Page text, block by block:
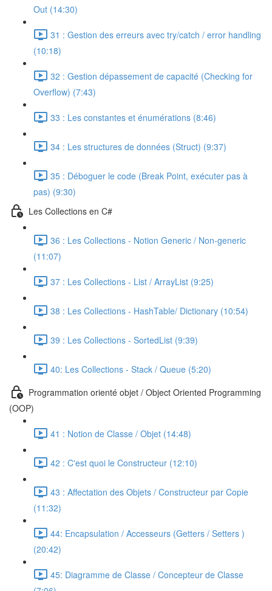
Out (14:30)
31 : Gestion des erreurs avec try/catch / error handling
(10:18)
32 : Gestion dépassement de capacité (Checking for
Overflow) (7:43)
33 : Les constantes et énumérations (8:46)
34 : Les structures de données (Struct) (9:37)
35 : Déboguer le code (Break Point, exécuter pas à
pas) (9:30)
Les Collections en C#
36 : Les Collections - Notion Generic / Non-generic
(11:07)
37 : Les Collections - List / ArrayList (9:25)
38 : Les Collections - HashTable/ Dictionary (10:54)
39 : Les Collections - SortedList (9:39)
40: Les Collections - Stack / Queue (5:20)
Programmation orienté objet / Object Oriented Programming
(OOP)
41 : Notion de Classe / Objet (14:48)
42 : C'est quoi le Constructeur (12:10)
43 : Affectation des Objets / Constructeur par Copie
(11:32)
44: Encapsulation / Accesseurs (Getters / Setters )
(20:42)
45: Diagramme de Classe / Concepteur de Classe